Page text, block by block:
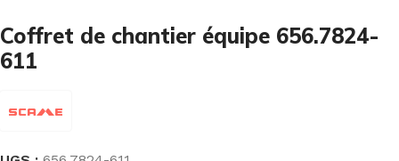
Coffret de chantier équipe 656.7824-
611